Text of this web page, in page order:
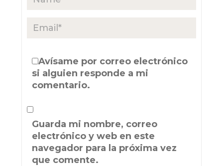
Avísame por correo electrónico
si alguien responde a mi
comentario.
Guarda mi nombre, correo
electrónico y web en este
navegador para la próxima vez
que comente.